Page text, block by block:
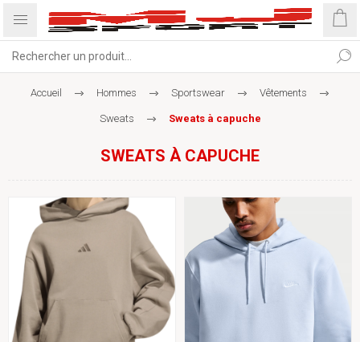
Accueil Hommes Sportswear Vêtements
Sweats Sweats à capuche
SWEATS À CAPUCHE